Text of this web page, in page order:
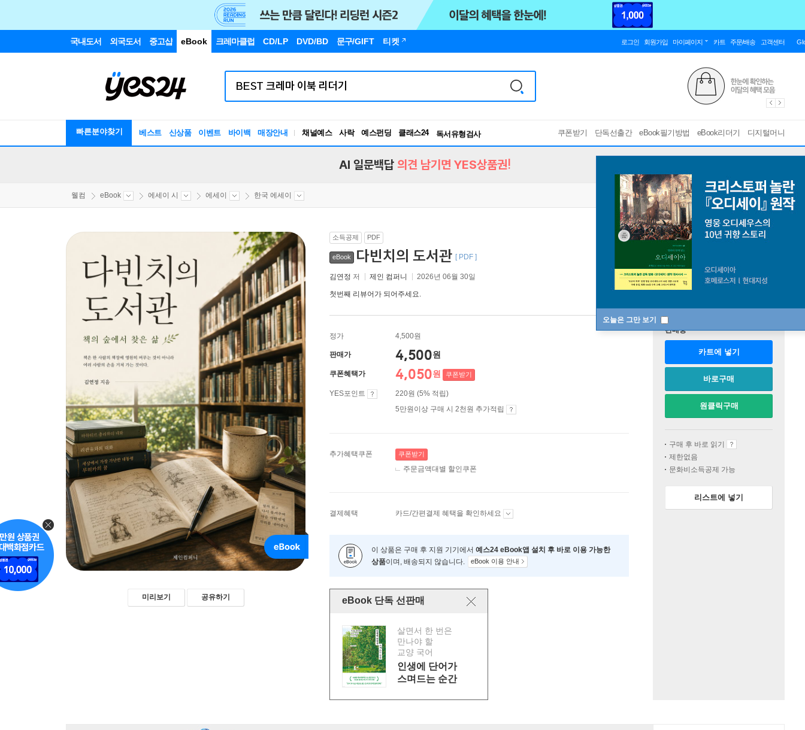
국내도서 외국도서 중고샵 eBook 크레마클럽 CD/LP DVD/BD 문구/GIFT 티켓 로그인 회원가입 마이페이지 카트 주문/배송 고객센터
빠른분야찾기 베스트 신상품 이벤트 바이백 매장안내 채널예스 사락 예스펀딩 클래스24
독서유형검사
쿠폰받기 단독선출간 eBook필기방법 eBook리더기 디지털머니
오늘은 그만 보기
AI 일문백답 의견 남기면 YES상품권!
웰컴 eBook 에세이 시 에세이 한국 에세이
미리보기 공유하기
소득공제 PDF
eBook 다빈치의 도서관 [ PDF ]
김연정 저 제인 컴퍼니 2026년 06월 30일
첫번째 리뷰어가 되어주세요.
정가 4,500원
판매가 4,500원
쿠폰혜택가 4,050원 쿠폰받기
YES포인트
220원 (5% 적립)
5만원이상 구매 시 2천원 추가적립
추가혜택쿠폰 쿠폰받기
주문금액대별 할인쿠폰
결제혜택 카드/간편결제 혜택을 확인하세요
이 상품은 구매 후 지원 기기에서 예스24 eBook앱 설치 후 바로 이용 가능한
상품이며, 배송되지 않습니다. eBook 이용 안내
eBook 단독 선판매
살면서 한 번은
만나야 할
교양 국어
인생에 단어가
스며드는 순간
판매중
카트에 넣기
바로구매
원클릭구매
구매 후 바로 읽기
제한없음
문화비소득공제 가능
리스트에 넣기